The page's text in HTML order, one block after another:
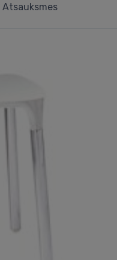
Atsauksmes